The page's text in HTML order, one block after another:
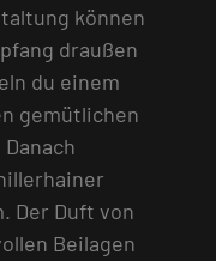
können
draußen
du einem
gemütlichen
Der Duft von
Beilagen